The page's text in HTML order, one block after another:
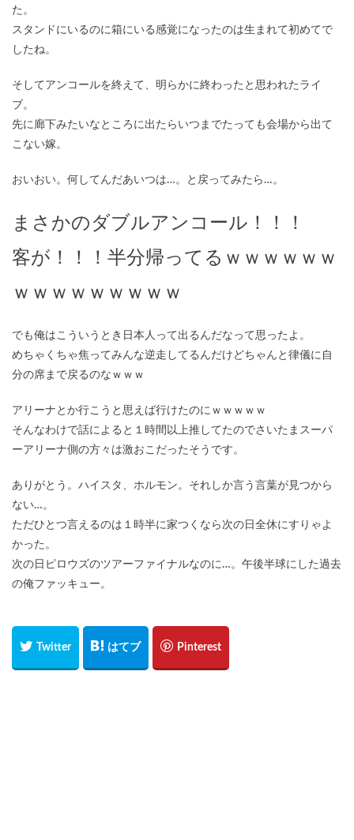
た。
スタンドにいるのに箱にいる感覚になったのは生まれて初めてで
したね。
そしてアンコールを終えて、明らかに終わったと思われたライ
ブ。
先に廊下みたいなところに出たらいつまでたっても会場から出て
こない嫁。
おいおい。何してんだあいつは…。と戻ってみたら…。
まさかのダブルアンコール！！！
客が！！！半分帰ってるｗｗｗｗｗｗ
ｗｗｗｗｗｗｗｗｗ
でも俺はこういうとき日本人って出るんだなって思ったよ。
めちゃくちゃ焦ってみんな逆走してるんだけどちゃんと律儀に自
分の席まで戻るのなｗｗｗ
アリーナとか行こうと思えば行けたのにｗｗｗｗｗ
そんなわけで話によると１時間以上推してたのでさいたまスーパ
ーアリーナ側の方々は激おこだったそうです。
ありがとう。ハイスタ、ホルモン。それしか言う言葉が見つから
ない…。
ただひとつ言えるのは１時半に家つくなら次の日全休にすりゃよ
かった。
次の日ピロウズのツアーファイナルなのに…。午後半球にした過去
の俺ファッキュー。